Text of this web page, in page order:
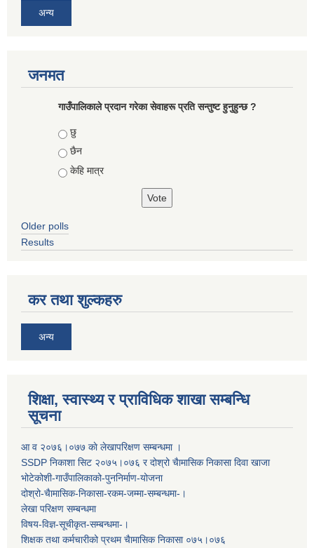
अन्य
जनमत
गाउँपालिकाले प्रदान गरेका सेवाहरू प्रति सन्तुष्ट हुनुहुन्छ ?
Choices
छु
छैन
केहि मात्र
Older polls
Results
कर तथा शुल्कहरु
अन्य
शिक्षा, स्वास्थ्य र प्राविधिक शाखा सम्बन्धि
सूचना
आ व २०७६।०७७ काे लेखापरिक्षण सम्बन्धमा ।
SSDP निकाशा सिट २०७५।०७६ र दोश्रो चैामासिक निकासा दिवा खाजा
भोटेकोशी-गाउँपालिकाको-पुननिर्माण-योजना
दोश्रो-चैामासिक-निकासा-रकम-जम्मा-सम्बन्धमा-।
लेखा परिक्षण सम्बन्धमा
विषय-विज्ञ-सूचीकृत-सम्बन्धमा-।
शिक्षक तथा कर्मचारीको प्रथम च‌ैामासिक निकासा ०७५।०७६